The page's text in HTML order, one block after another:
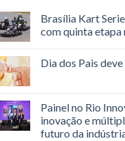
Brasília Kart
com quinta etapa
Dia dos Pais
Painel no Rio
inovação e
futuro da